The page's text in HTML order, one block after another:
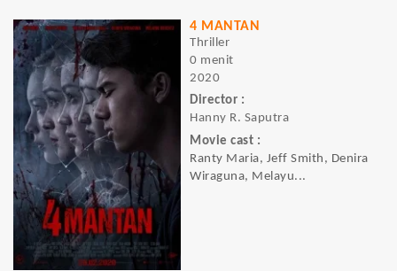
4 MANTAN
Thriller
0 menit
2020
Director :
Hanny R. Saputra
Movie cast :
Ranty Maria, Jeff Smith, Denira
Wiraguna, Melayu...